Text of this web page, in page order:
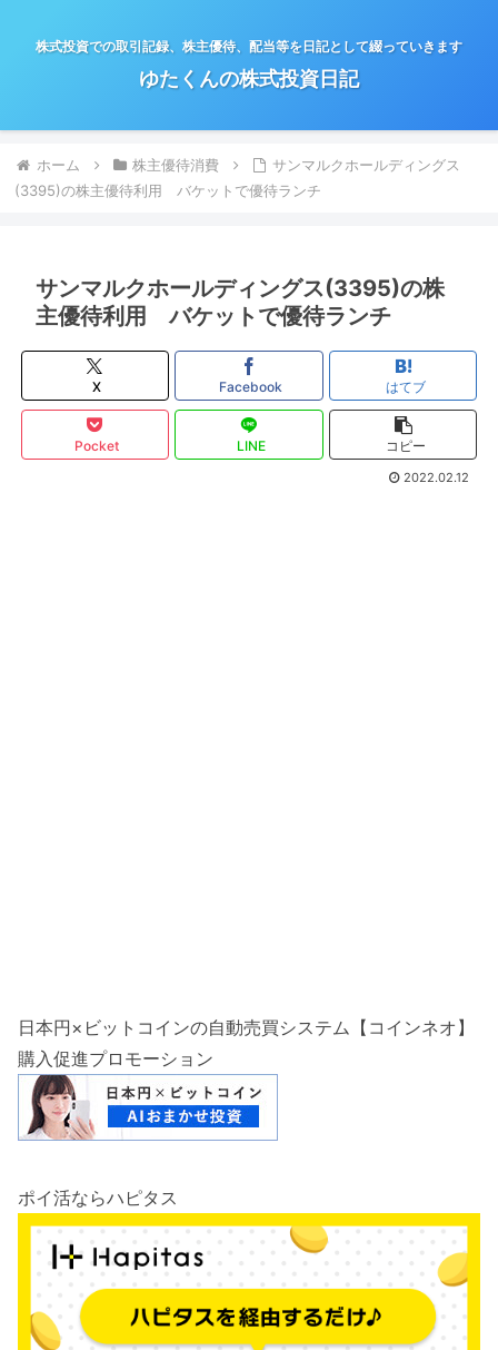
株式投資での取引記録、株主優待、配当等を日記として綴っていきます
ゆたくんの株式投資日記
ホーム 株主優待消費
サンマルクホールディングス
(3395)の株主優待利用 バケットで優待ランチ
サンマルクホールディングス(3395)の株
主優待利用 バケットで優待ランチ
X Facebook はてブ
Pocket LINE コピー
2022.02.12
日本円×ビットコインの自動売買システム【コインネオ】
購入促進プロモーション
ポイ活ならハピタス